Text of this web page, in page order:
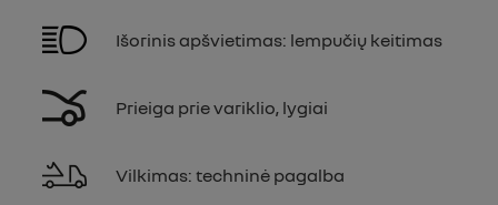
Išorinis apšvietimas: lempučių keitimas
Prieiga prie variklio, lygiai
Vilkimas: techninė pagalba